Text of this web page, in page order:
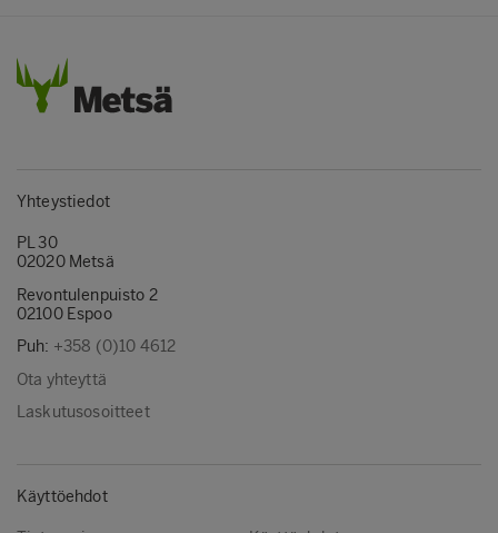
Yhteystiedot
PL 30
02020 Metsä
Revontulenpuisto 2
02100 Espoo
Puh: +358 (0)10 4612
Ota yhteyttä
Laskutusosoitteet
Käyttöehdot